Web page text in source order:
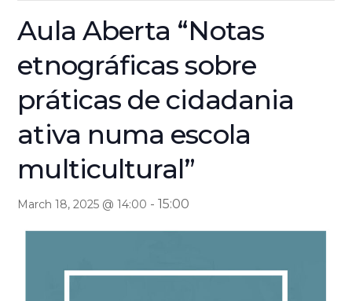
Aula Aberta “Notas
etnográficas sobre
práticas de cidadania
ativa numa escola
multicultural”
March 18, 2025 @ 14:00 -15:00